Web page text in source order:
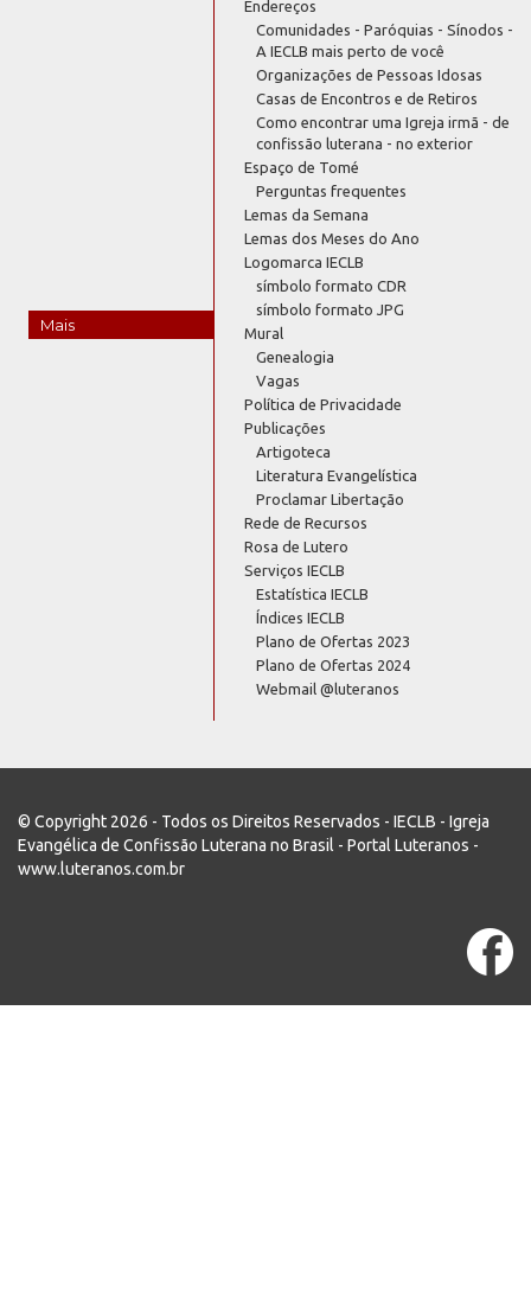
Mais
Endereços
Comunidades - Paróquias - Sínodos -
A IECLB mais perto de você
Organizações de Pessoas Idosas
Casas de Encontros e de Retiros
Como encontrar uma Igreja irmã - de
confissão luterana - no exterior
Espaço de Tomé
Perguntas frequentes
Lemas da Semana
Lemas dos Meses do Ano
Logomarca IECLB
símbolo formato CDR
símbolo formato JPG
Mural
Genealogia
Vagas
Política de Privacidade
Publicações
Artigoteca
Literatura Evangelística
Proclamar Libertação
Rede de Recursos
Rosa de Lutero
Serviços IECLB
Estatística IECLB
Índices IECLB
Plano de Ofertas 2023
Plano de Ofertas 2024
Webmail @luteranos
© Copyright 2026 - Todos os Direitos Reservados - IECLB - Igreja
Evangélica de Confissão Luterana no Brasil - Portal Luteranos -
www.luteranos.com.br